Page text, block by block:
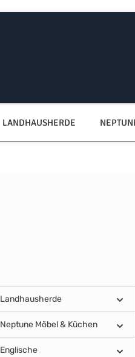
LANDHAUSHERDE
Landhausherde
Neptune Möbel & Küchen
Englische